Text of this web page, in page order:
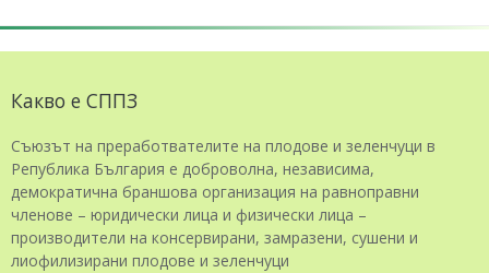
Какво е СППЗ
Съюзът на преработвателите на плодове и зеленчуци в
Република България е доброволна, независима,
демократична браншова организация на равноправни
членове – юридически лица и физически лица –
производители на консервирани, замразени, сушени и
лиофилизирани плодове и зеленчуци